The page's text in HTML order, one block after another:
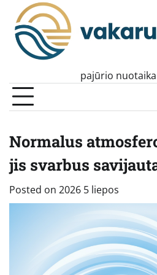
content
pajūrio
Normalus
jis svarbus
Posted on 2026 5 liepos